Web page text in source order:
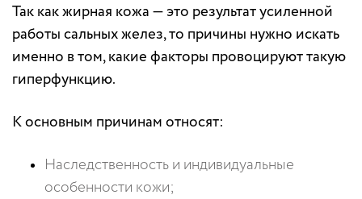
Так как жирная кожа — это результат усиленной
работы сальных желез, то причины нужно искать
именно в том, какие факторы провоцируют такую
гиперфункцию.
К основным причинам относят:
Наследственность и индивидуальные
особенности кожи;